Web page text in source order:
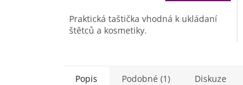
Praktická taštička vhodná k ukládaní
štětců a kosmetiky.
Popis Podobné (1) Diskuze